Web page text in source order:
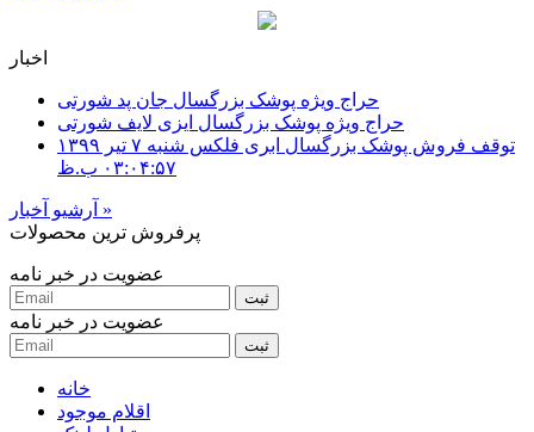
اخبار
حراج ویژه پوشک بزرگسال جان پد شورتی
حراج ویژه پوشک بزرگسال ایزی لایف شورتی
توقف فروش پوشک بزرگسال ابری فلکس
شنبه ۷ تير ۱۳۹۹
۰۳:۰۴:۵۷ ب.ظ
»
پرفروش ترین محصولات
عضویت در خبر نامه
عضویت در خبر نامه
خانه
اقلام موجود